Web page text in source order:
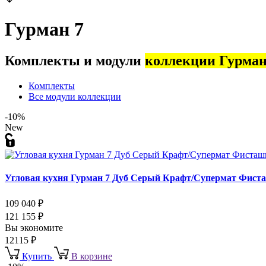
Гурман 7
Комплекты и модули коллекции
Комплекты
Все модули коллекции
-10%
New
Угловая кухня Гурман 7 Дуб Серый Крафт/Супермат
109 040 ₽
121 155 ₽
Вы экономите
12115 ₽
Купить
В корзине